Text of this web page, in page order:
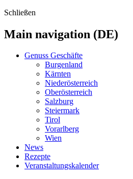
Schließen
Main navigation (DE)
Genuss Geschäfte
Burgenland
Kärnten
Niederösterreich
Oberösterreich
Salzburg
Steiermark
Tirol
Vorarlberg
Wien
News
Rezepte
Veranstaltungskalender